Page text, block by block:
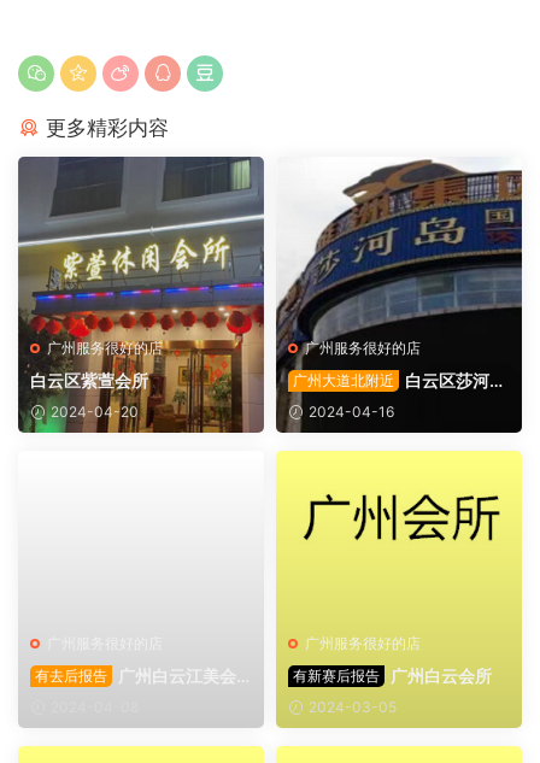
更多精彩内容
广州服务很好的店
白云区紫萱会所
2024-04-20
广州服务很好的店
广州大道北附近
白云区莎河岛
会所2024-04-16
有去后报告
广州白云江美会
广州服务很好的店
有新赛后报告
广州白云会所
2024-03-05